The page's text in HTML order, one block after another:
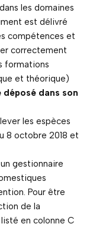
les domaines
est délivré
compétences et
correctement
formations
et théorique)
dans son
les espèces
8 octobre 2018 et
gestionnaire
Pour être
de la
en colonne C